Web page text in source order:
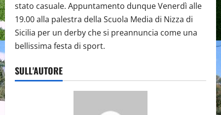
stato casuale. Appuntamento dunque Venerdì alle
19.00 alla palestra della Scuola Media di Nizza di
Sicilia per un derby che si preannuncia come una
bellissima festa di sport.
SULL'AUTORE